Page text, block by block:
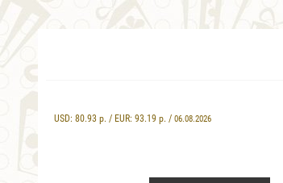
USD: 80.93 р. / EUR: 93.19 р. / 06.08.2026